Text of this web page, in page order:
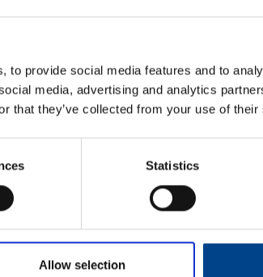
to provide social media features and to
media, advertising and analytics
that they’ve collected from your use of
Statistics
Allow selection